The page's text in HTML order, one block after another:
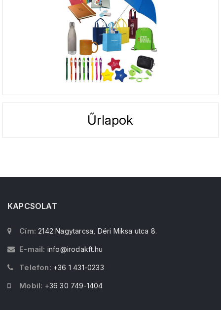
Űrlapok
KAPCSOLAT
Cím: 2142 Nagytarcsa, Déri Miksa utca 8.
E-mail: info@irodakft.hu
Telefon: +36 1 431-0233
Mobil: +36 30 749-1404